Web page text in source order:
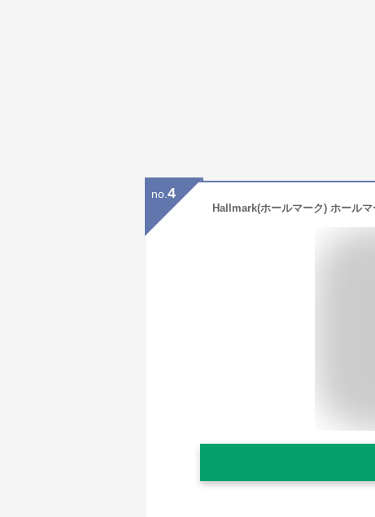
no. 4
Hallmark(ホールマーク) ホール